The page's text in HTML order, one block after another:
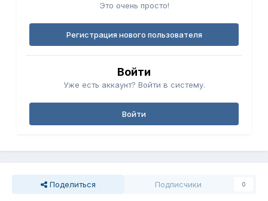
Это очень просто!
Регистрация нового пользователя
Войти
Уже есть аккаунт? Войти в систему.
Войти
Поделиться Подписчики 0